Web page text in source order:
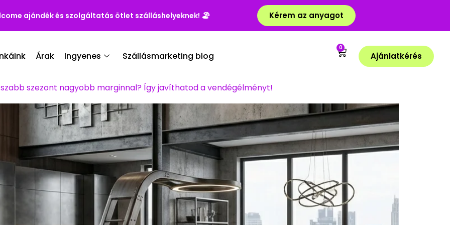
ajándék és szolgáltatás ötlet szálláshelyeknek! 🏖️ Kérem az anyagot
Árak Ingyenes Szállásmarketing blog
0
Ajánlatkérés
szezont nagyobb marginnal? Így javíthatod a vendégélményt!